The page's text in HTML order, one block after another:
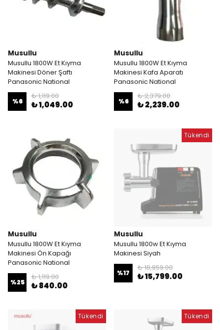
Musullu
Musullu 1800W Et Kıyma
Makinesi Döner Şaftı
Panasonic National
%6
₺ 1,119.00
₺ 1,049.00
Musullu
Musullu 1800W Et Kıyma
Makinesi Kafa Aparatı
Panasonic National
%6
₺ 2,379.00
₺ 2,239.00
Musullu
Musullu 1800W Et Kıyma
Makinesi Ön Kapağı
Panasonic National
%25
₺ 1,119.00
₺ 840.00
Tükendi
Musullu
Musullu 1800w Et Kıyma
Makinesi Siyah
%17
₺ 18,959.00
₺ 15,799.00
Tükendi Tükendi